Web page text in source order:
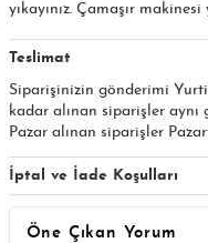
yıkayınız. Çamaşır
Teslimat
Siparişinizin gönderimi
kadar alınan siparişler aynı
Pazar alınan siparişler
İptal ve İade Koşulları
Öne Çıkan Yorum